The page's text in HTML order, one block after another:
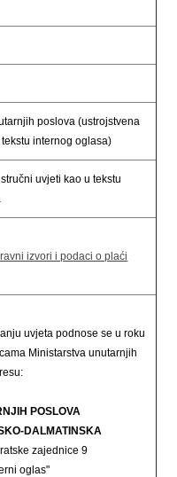
poslova (ustrojstvena
internog oglasa)
uvjeti kao u tekstu
izvori i podaci o plaći
uvjeta podnose se u roku
Ministarstva unutarnjih
POSLOVA
DALMATINSKA
zajednice 9
oglas"